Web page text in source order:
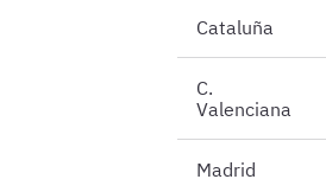
Cataluña
C.
Valenciana
Madrid